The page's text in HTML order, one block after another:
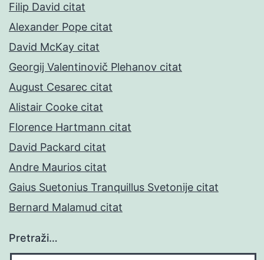
Filip David citat
Alexander Pope citat
David McKay citat
Georgij Valentinovič Plehanov citat
August Cesarec citat
Alistair Cooke citat
Florence Hartmann citat
David Packard citat
Andre Maurios citat
Gaius Suetonius Tranquillus Svetonije citat
Bernard Malamud citat
Pretraži…